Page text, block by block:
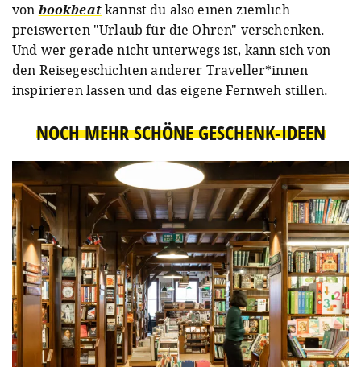
von bookbeatkannst du also einen ziemlich
preiswerten "Urlaub für die Ohren" verschenken.
Und wer gerade nicht unterwegs ist, kann sich von
den Reisegeschichten anderer Traveller*innen
inspirieren lassen und das eigene Fernweh stillen.
NOCH MEHR SCHÖNE GESCHENK-IDEEN